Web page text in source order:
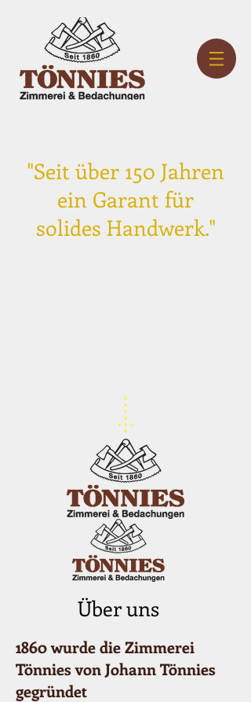
"Seit über 150 Jahren
ein Garant für
solides Handwerk."
Über uns
1860 wurde die Zimmerei
Tönnies von Johann Tönnies
gegründet